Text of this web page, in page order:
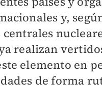
y,
centrales
realizan
elemento en
de forma